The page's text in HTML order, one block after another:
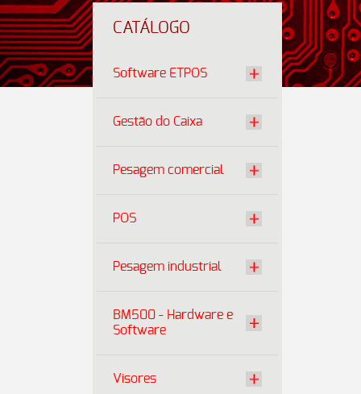
CATÁLOGO
Software ETPOS
Gestão do Caixa
Pesagem comercial
POS
Pesagem industrial
BM500 - Hardware e
Software
Visores